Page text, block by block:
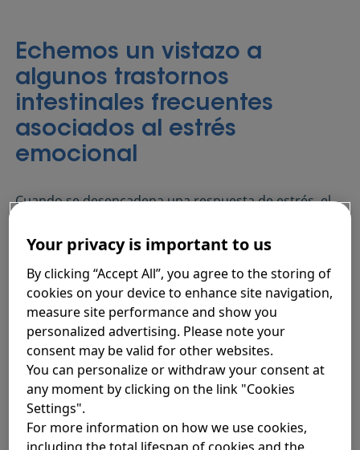
Echemos un vistazo a
algunos trastornos
intestinales frecuentes
asociados al estrés
emocional
Cuando se desencadena una respuesta de estrés, el
incómodas como dolor abdominal, diarrea, náuseas o
esa sensación de tener «mariposas en la panza». Esto
es un signo inequívoco de que hay mensajes que
viajan por una vía bidireccional desde el intestino
hasta el cerebro y viceversa.(2) (3)
Dolor abdominal
Your privacy is important to us
By clicking “Accept All”, you agree to the storing of
cookies on your device to enhance site navigation,
measure site performance and show you
personalized advertising. Please note your
consent may be valid for other websites.
You can personalize or withdraw your consent at
any moment by clicking on the link "Cookies
Settings".
For more information on how we use cookies,